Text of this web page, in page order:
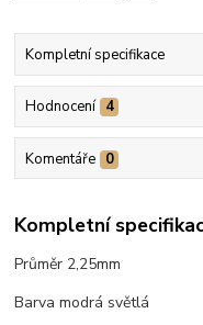
Kompletní specifikace
Hodnocení 4
Komentáře 0
Kompletní
Průměr 2,25mm
Barva modrá světlá